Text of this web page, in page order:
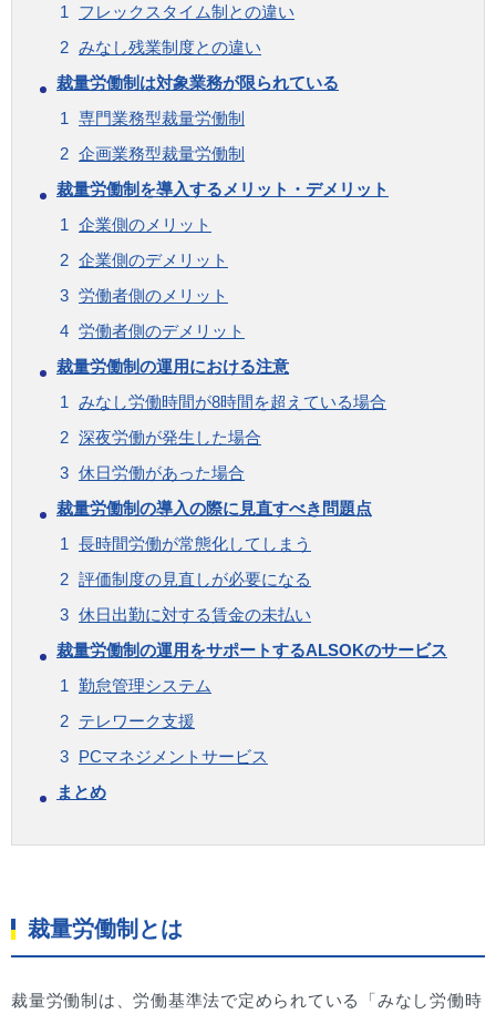
フレックスタイム制との違い
みなし残業制度との違い
裁量労働制は対象業務が限られている
専門業務型裁量労働制
企画業務型裁量労働制
裁量労働制を導入するメリット・デメリット
企業側のメリット
企業側のデメリット
労働者側のメリット
労働者側のデメリット
裁量労働制の運用における注意
みなし労働時間が8時間を超えている場合
深夜労働が発生した場合
休日労働があった場合
裁量労働制の導入の際に見直すべき問題点
長時間労働が常態化してしまう
評価制度の見直しが必要になる
休日出勤に対する賃金の未払い
裁量労働制の運用をサポートするALSOKのサービス
勤怠管理システム
テレワーク支援
PCマネジメントサービス
まとめ
裁量労働制とは
裁量労働制は、労働基準法で定められている「みなし労働時